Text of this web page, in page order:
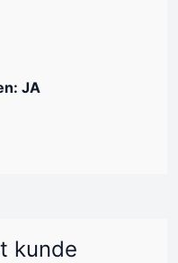
JA
kunde